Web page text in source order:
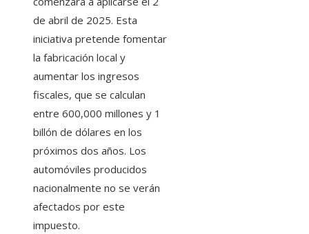
de abril de 2025. Esta
iniciativa pretende fomentar
la fabricación local y
aumentar los ingresos
fiscales, que se calculan
entre 600,000 millones y 1
billón de dólares en los
próximos dos años. Los
automóviles producidos
nacionalmente no se verán
afectados por este
impuesto.